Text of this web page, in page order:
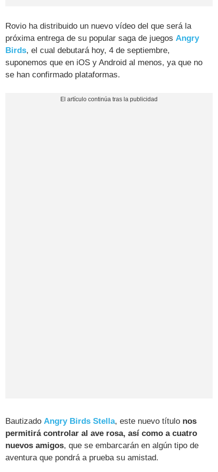
Rovio ha distribuido un nuevo vídeo del que será la
próxima entrega de su popular saga de juegosAngry
Birds, el cual debutará hoy, 4 de septiembre,
suponemos que en iOS y Android al menos, ya que no
se han confirmado plataformas.
Bautizado Angry Birds Stella, este nuevo título nos
permitirá controlar al ave rosa, así como a cuatro
nuevos amigos, que se embarcarán en algún tipo de
aventura que pondrá a prueba su amistad.